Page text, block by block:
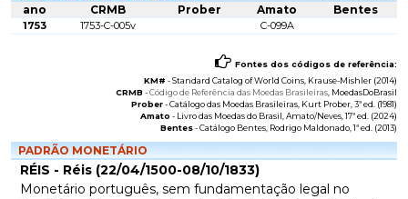
ano CRMB Prober Amato Bentes
1753 1753-C-005v C-099A
Fontes dos códigos de referência:
KM# -Standard Catalog of World Coins , Krause-Mishler (2014)
CRMB -Código de Referência das Moedas Brasileiras , MoedasDoBrasil
Prober-Catálogo das Moedas Brasileiras , Kurt Prober, 3ª ed. (1981)
Amato - Livro das Moedas do Brasil , Amato/Neves, 17ª ed. (2024)
Bentes-Catálogo Bentes , Rodrigo Maldonado, 1ª ed. (2013)
PADRÃO MONETÁRIO
RÉIS - Réis (22/04/1500-08/10/1833)
Monetário português, sem fundamentação legal no